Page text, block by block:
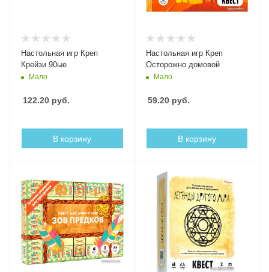
Настольная игр Креп
Крейзи 90ые
Мало
122.20 руб.
В корзину
Настольная игр Креп
Осторожно домовой
Мало
59.20руб.
В корзину